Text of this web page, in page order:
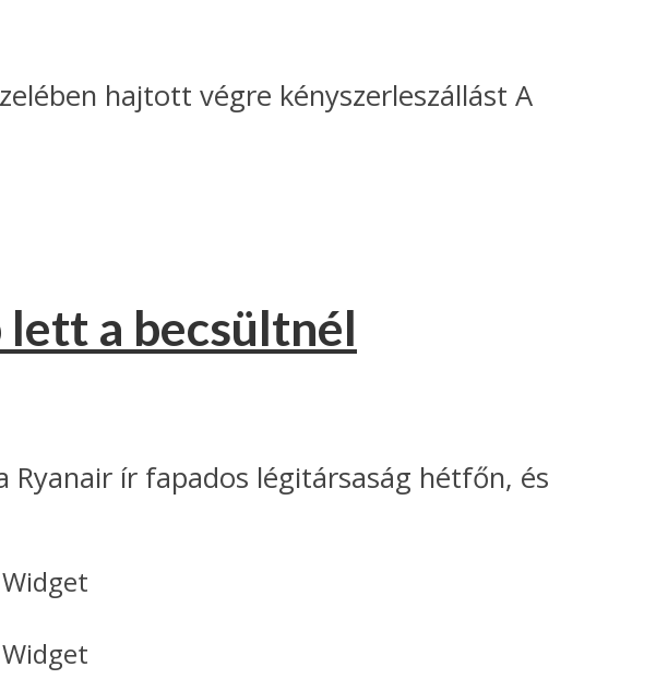
hajtott végre kényszerleszállást A
a becsültnél
ír fapados légitársaság hétfőn, és